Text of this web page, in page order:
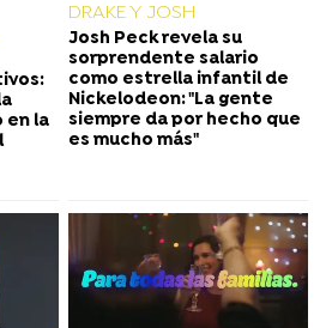
en la
DRAKE Y JOSH
Josh Peck revela su
sorprendente salario
como estrella infantil de
Nickelodeon: "La gente
siempre da por hecho que
es mucho más"